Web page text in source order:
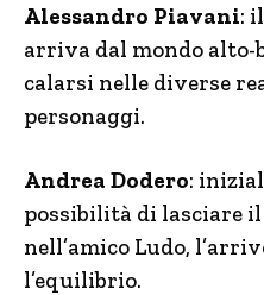
Alessandro Piavani:
arriva dal mondo alto-
calarsi nelle diverse
personaggi.
Andrea Dodero:
possibilità di lasciare il
nell’amico Ludo,
l’equilibrio.